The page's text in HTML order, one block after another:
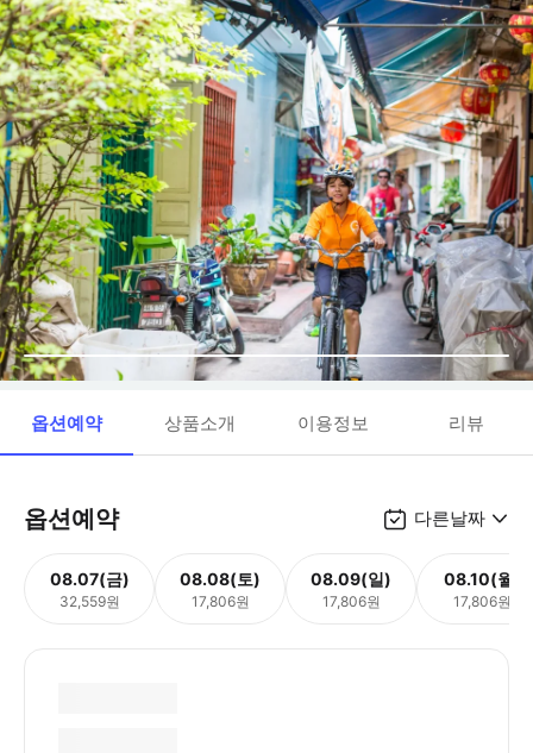
옵션예약 상품소개 이용정보 리뷰
옵션예약 다른날짜
08.07(금)
32,559원
08.08(토)
17,806원
08.09(일)
17,806원
08.10(월)
17,806원